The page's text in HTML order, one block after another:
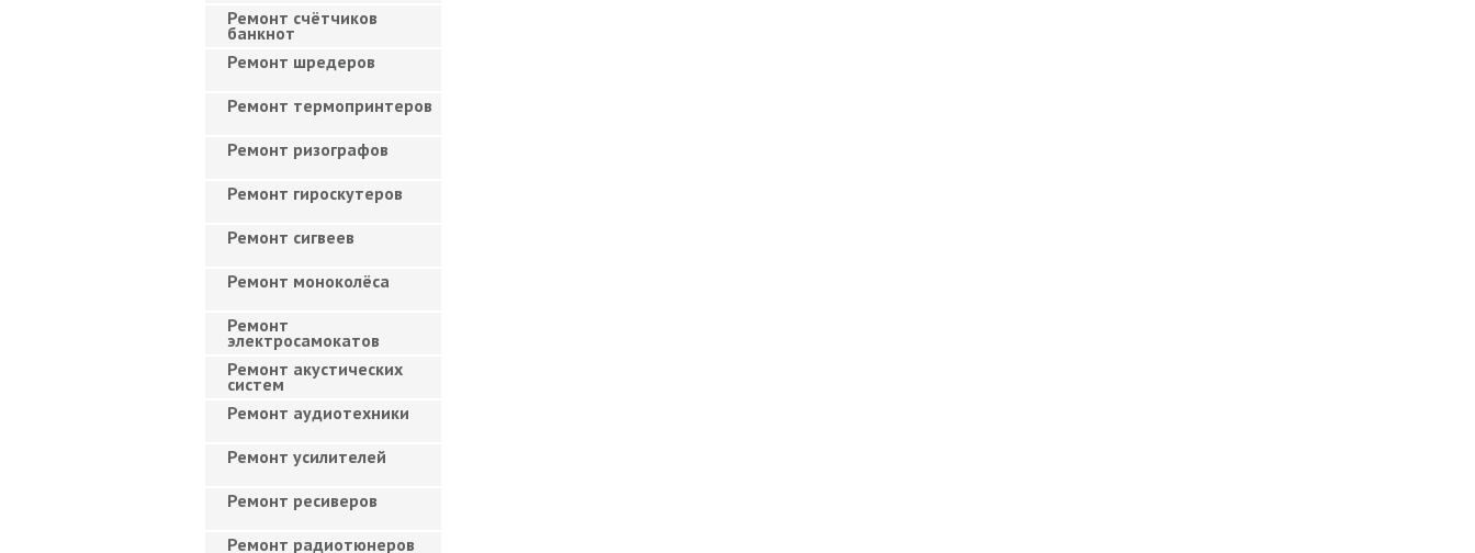
Ремонт счётчиков
банкнот
Ремонт шредеров
Ремонт термопринтеров
Ремонт ризографов
Ремонт гироскутеров
Ремонт сигвеев
Ремонт моноколёса
Ремонт
электросамокатов
Ремонт акустических
систем
Ремонт аудиотехники
Ремонт усилителей
Ремонт ресиверов
Ремонт радиотюнеров